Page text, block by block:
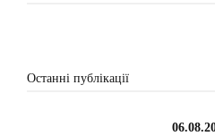
Останні публікації